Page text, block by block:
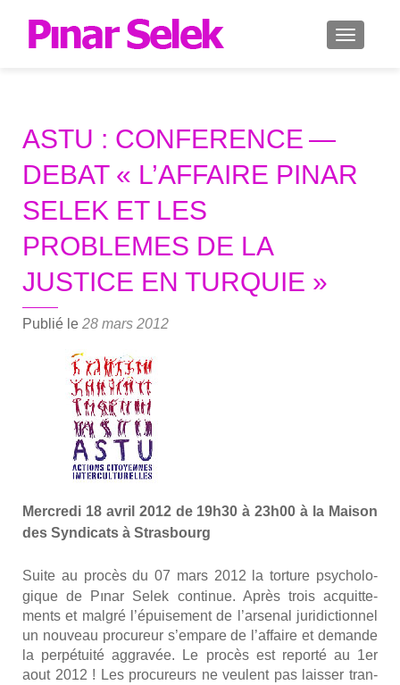
ASTU : CONFERENCE —
DEBAT « L’AFFAIRE PINAR
SELEK ET LES
PROBLEMES DE LA
JUSTICE EN TURQUIE »
Publié le 28 mars 2012
Mer­cre­di 18 avril 2012 de 19h30 à 23h00 à la Mai­son
des Syn­di­cats à Stras­bourg
Suite au pro­cès du07 mars 2012 la tor­ture psy­cho­lo­
gique de Pınar Selek conti­nue. Après trois acquit­te­
ments et mal­gré l’épuisement de l’arsenal juri­dic­tion­nel
un nou­veau pro­cu­reur s’empare de l’affaire et demande
la per­pé­tui­té aggra­vée. Le pro­cès est repor­té au 1er
aout 2012 ! Les pro­cu­reurs ne veulent pas lais­ser tran­